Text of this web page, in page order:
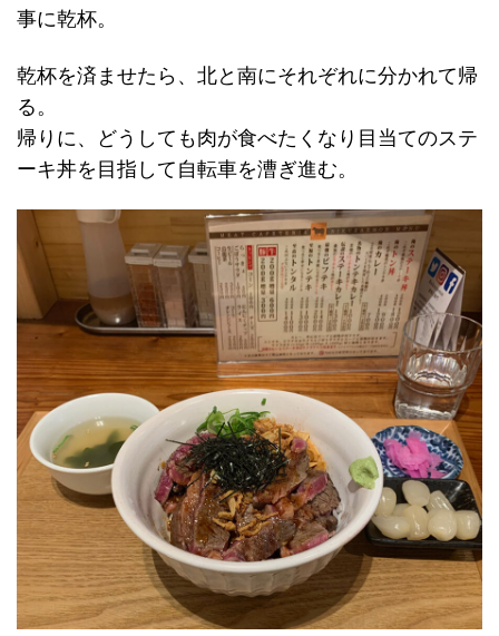
事に乾杯。
乾杯を済ませたら、北と南にそれぞれに分かれて帰
る。
帰りに、どうしても肉が食べたくなり目当てのステ
ーキ丼を目指して自転車を漕ぎ進む。